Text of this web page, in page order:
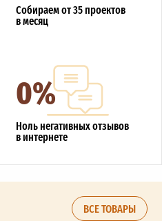
Собираем от 35 проектов
в месяц
0%
Ноль негативных отзывов
в интернете
ВСЕ ТОВАРЫ